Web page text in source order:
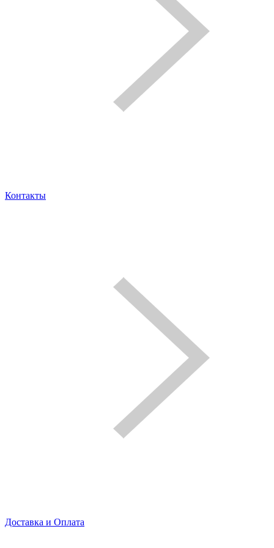
Контакты
Доставка и Оплата